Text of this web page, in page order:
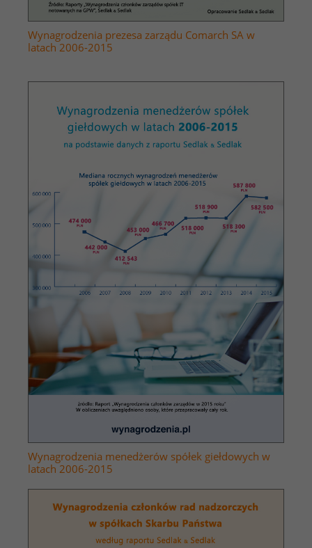
Wynagrodzenia prezesa zarządu Comarch SA w
latach 2006-2015
Wynagrodzenia menedżerów spółek giełdowych w
latach 2006-2015